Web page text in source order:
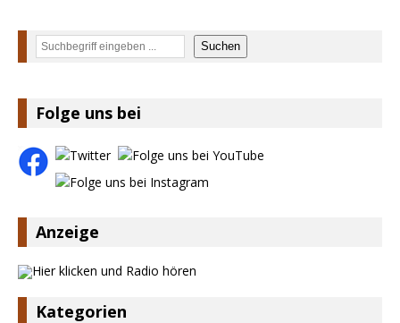
Suchen Suchen
Folge uns bei
Anzeige
Kategorien